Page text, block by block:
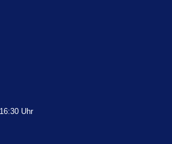
Uhr